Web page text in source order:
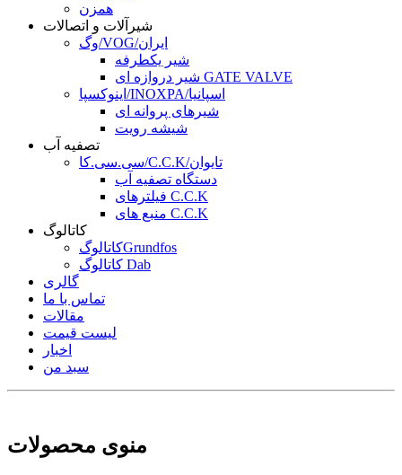
همزن
شیرآلات و اتصالات
وگ/VOG/ایران
شیر یکطرفه
شیر دروازه ای GATE VALVE
اینوکسپا/INOXPA/اسپانیا
شیرهای پروانه ای
شیشه رویت
تصفیه آب
سی.سی.کا/C.C.K/تایوان
دستگاه تصفیه آب
فیلترهای C.C.K
منبع های C.C.K
کاتالوگ
کاتالوگGrundfos
کاتالوگ Dab
گالری
تماس با ما
مقالات
لیست قیمت
اخبار
سبد من
منوی محصولات